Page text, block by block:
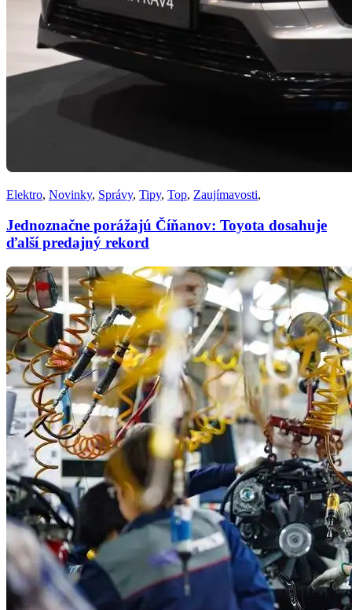
Elektro, Novinky, Správy, Tipy, Top, Zaujímavosti,
Jednoznačne porážajú Číňanov: Toyota dosahuje
ďalší predajný rekord